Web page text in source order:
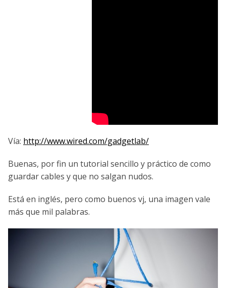
Vía: http://www.wired.com/gadgetlab/
Buenas, por fin un tutorial sencillo y práctico de como
guardar cables y que no salgan nudos.
Está en inglés, pero como buenos vj, una imagen vale
más que mil palabras.